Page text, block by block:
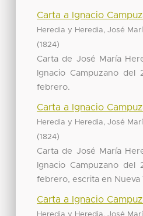
Carta a Ignacio
Heredia y Heredia, José
(1824)
Carta de José María
Ignacio Campuzano del
febrero.
Carta a Ignacio
Heredia y Heredia, José
(1824)
Carta de José María
Ignacio Campuzano del
febrero, escrita en Nueva
Carta a Ignacio
Heredia y Heredia, José